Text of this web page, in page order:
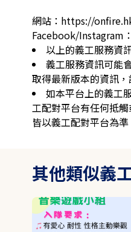
網站：https://
Facebook/Instagram
以上的義工服務資
義工服務資訊可能
取得最新版本的資訊
如本平台上的義工
工配對平台有任何抵
皆以義工配對平台為準
其他類似義